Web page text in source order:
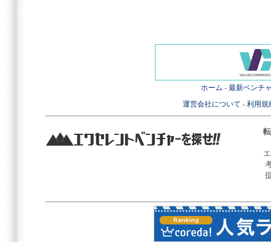
ホーム - 最新ベンチ
運営会社について - 利用規